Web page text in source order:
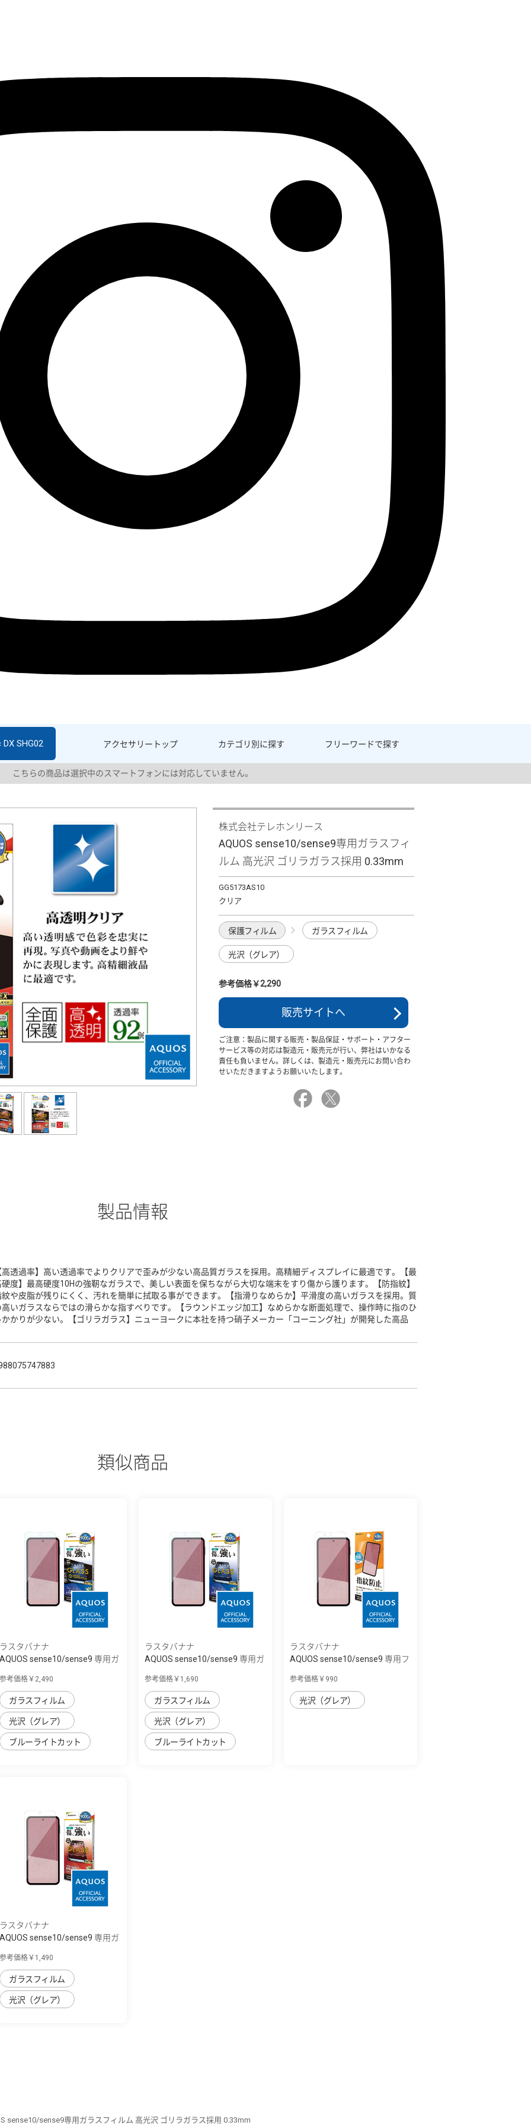
アクセサリー トップ カテゴリ別に探す フリーワードで探す
SHG02
こちらの商品は選択中のスマートフォンには対応していません。
株式会社テレホンリース
AQUOS sense10/sense9専用ガラスフィ
ルム 高光沢 ゴリラガラス採用 0.33mm
GG5173AS10
クリア
保護フィルム ガラスフィルム
光沢（グレア）
参考価格￥2,290
販売サイトへ
ご注意：製品に関する販売・製品保証・サポート・アフター
サービス等の対応は製造元・販売元が行い、弊社はいかなる
責任も負いません。詳しくは、製造元・販売元にお問い合わ
せいただきますようお願いいたします。
製品情報
高透過率】高い透過率でよりクリアで歪みが少ない高品質ガラスを採用。高精細ディスプレイに最適です。【最
硬度】最高硬度10Hの強靭なガラスで、美しい表面を保ちながら大切な端末をすり傷から護ります。【防指紋】
紋や皮脂が残りにくく、汚れを簡単に拭取る事ができます。【指滑りなめらか】平滑度の高いガラスを採用。質
高いガラスならではの滑らかな指すべりです。【ラウンドエッジ加工】なめらかな断面処理で、操作時に指のひ
かかりが少ない。【ゴリラガラス】ニューヨークに本社を持つ硝子メーカー「コーニング社」が開発した高品
類似商品
ラスタバナナ
AQUOS sense10/sense9 専用ガ
参考価格￥2,490
ガラスフィルム
光沢（グレア）
ブルーライトカット
ラスタバナナ
AQUOS sense10/sense9 専用ガ
参考価格￥1,690
ガラスフィルム
光沢（グレア）
ブルーライトカット
ラスタバナナ
AQUOS sense10/sense9 専用フ
参考価格￥990
光沢（グレア）
ラスタバナナ
AQUOS sense10/sense9 専用ガ
参考価格￥1,490
ガラスフィルム
光沢（グレア）
sense10/sense9専用ガラスフィルム 高光沢 ゴリラガラス採用 0.33mm